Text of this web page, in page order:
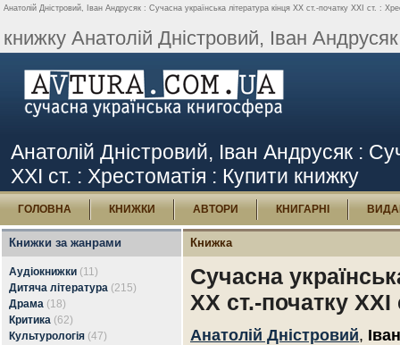
Анатолій Дністровий, Іван Андрусяк : Сучасна українська література кінця ХХ ст.-початку ХХІ ст. :
книжку Анатолій Дністровий, Іван
Анатолій Дністровий, Іван Андрусяк :
ХХІ ст. : Хрестоматія : Купити книжку
ГОЛОВНА КНИЖКИ АВТОРИ КНИГАРНІ
Книжки за жанрами
Аудіокнижки (11)
Дитяча література (215)
Драма (18)
Критика (62)
Культурологія (47)
Книжка
Сучасна
ХХ ст.-початку ХХІ
Анатолій Дністровий,